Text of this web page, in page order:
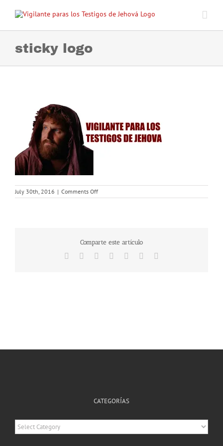
content
sticky logo
July 30th, 2016 | Comments Offon
sticky
Comparte este artículo
Facebook Reddit TumblrPinterest
CATEGORÍAS
Categorías